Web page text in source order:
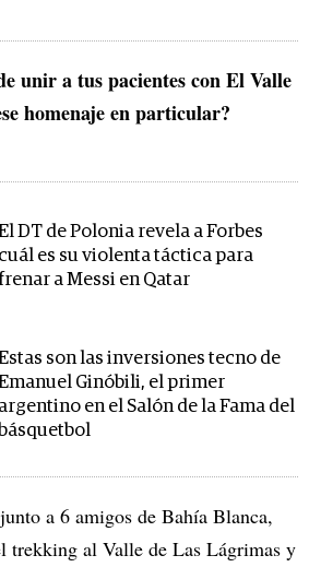
unir a tus pacientes con El Valle
homenaje en particular?
DT de Polonia revela a Forbes
cuál es su violenta táctica para
a Messi en Qatar
son las inversiones tecno de
Ginóbili, el primer
argentino en el Salón de la Fama del
básquetbol
a 6 amigos de Bahía Blanca,
trekking al Valle de Las Lágrimas y